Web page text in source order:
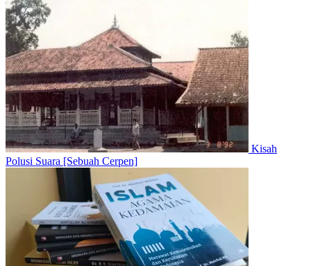
Kisah
Polusi Suara [Sebuah Cerpen]